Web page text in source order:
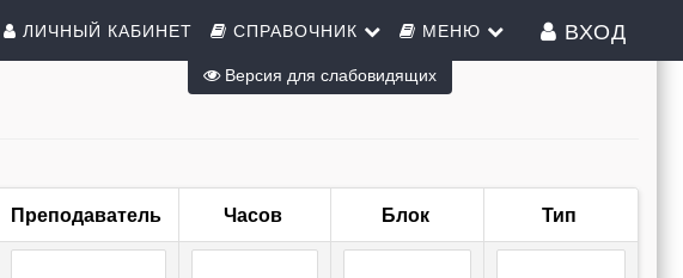
ЛИЧНЫЙ КАБИНЕТ СПРАВОЧНИК МЕНЮ ВХОД
Преподаватель Часов Блок Тип
Версия для слабовидящих